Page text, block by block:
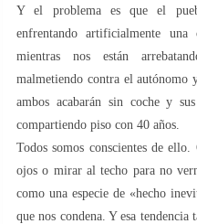
Y el problema es que el
enfrentando artificialmente
mientras nos están
malmetiendo contra el autónomo
ambos acabarán sin coche y
compartiendo piso con 40 años.
Todos somos conscientes de
ojos o mirar al techo para no
como una especie de «hecho
que nos condena. Y esa